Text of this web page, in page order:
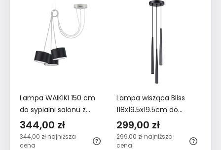
Lampa WAIKIKI 150 cm
do sypialni salonu z
abażurami czarna
344,00 zł
344,00 zł najniższa
cena
Lampa wisząca Bliss
118x19.5x19.5cm do
sypialni salonu czarna
299,00 zł
299,00 zł najniższa
cena